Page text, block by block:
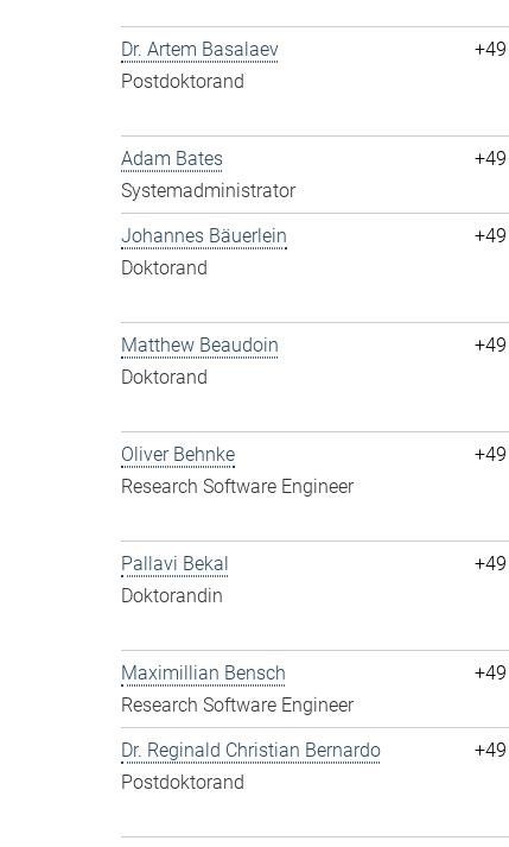
Dr. Artem Basalaev
Postdoktorand
Adam Bates
Systemadministrator
Johannes Bäuerlein
Doktorand
Matthew Beaudoin
Doktorand
Oliver Behnke
Research Software Engineer
Pallavi Bekal
Doktorandin
Maximillian Bensch
Research Software Engineer
Dr. Reginald Christian Bernardo
Postdoktorand